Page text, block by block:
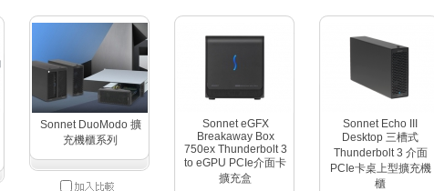
Sonnet DuoModo 擴
充機櫃系列
Sonnet eGFX
Breakaway Box
750ex Thunderbolt 3
to eGPU PCIe介面卡
擴充盒
Sonnet Echo III
Desktop 三槽式
Thunderbolt 3 介面
PCIe卡桌上型擴充機
櫃